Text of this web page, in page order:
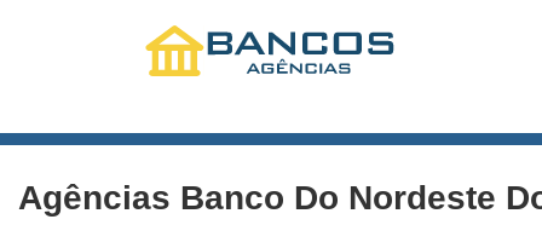
Agências Banco Do Nordeste